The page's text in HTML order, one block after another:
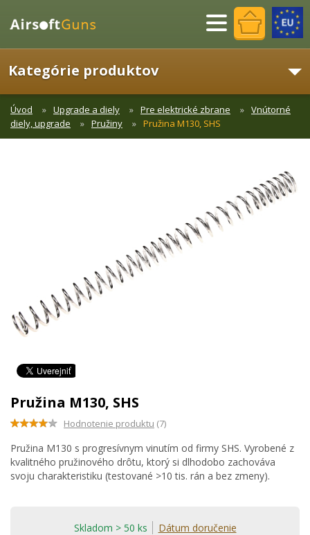
Menu
Kategórie produktov
Úvod Upgrade a diely Pre elektrické zbrane
Vnútorné
diely, upgrade
Pružiny Pružina M130, SHS
Pružina M130, SHS
Hodnotenie produktu (7)
Pružina M130 s progresívnym vinutím od firmy SHS. Vyrobené z
kvalitného pružinového drôtu, ktorý si dlhodobo zachováva
svoju charakteristiku (testované >10 tis. rán a bez zmeny).
Skladom > 50 ks Dátum doručenie